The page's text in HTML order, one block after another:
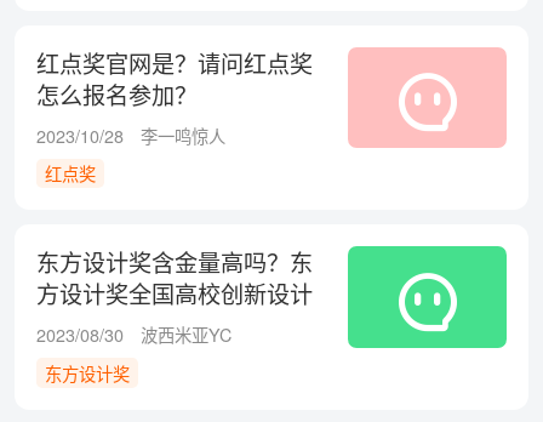
红点奖官网是？请问红点奖
怎么报名参加？
2023/10/28
李一鸣惊人
红点奖
东方设计奖含金量高吗？东
方设计奖全国高校创新设计
大赛怎么参加？
2023/08/30
波西米亚YC
东方设计奖